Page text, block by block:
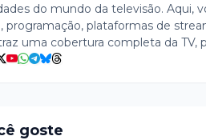
do mundo da televisão. Aqui,
programação, plataformas de
uma cobertura completa da TV,
goste